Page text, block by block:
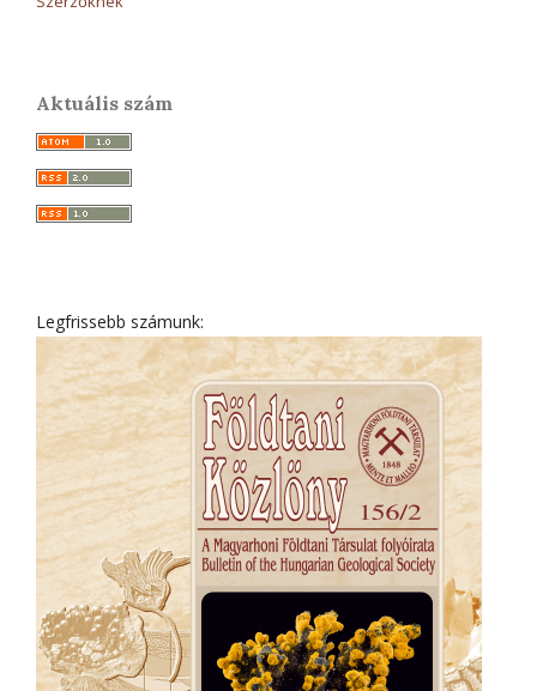
Aktuális szám
Legfrissebb számunk: